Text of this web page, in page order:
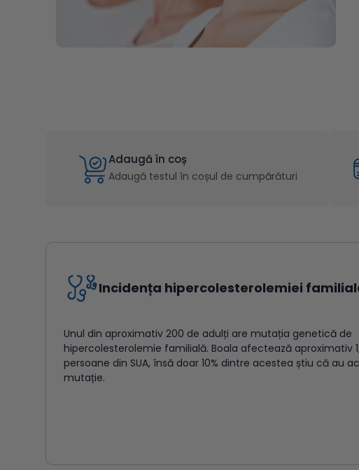
Adaugă în coș
Adaugă testul în coșul de cumpărături
Incidența hipercolesterolemiei
Unul din aproximativ 200 de adulți are mutația genetică de
hipercolesterolemie familială. Boala afectează aproximativ
persoane din SUA, însă doar 10% dintre acestea știu că au
mutație.